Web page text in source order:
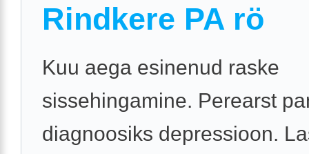
Rindkere PA rö
Kuu aega esinenud raske
sissehingamine. Perearst
diagnoosiks depressioon.